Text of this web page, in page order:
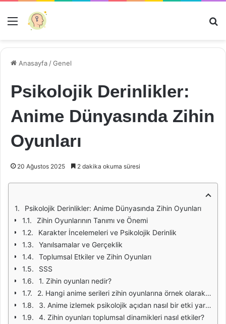
Menü
Anasayfa /Genel
Psikolojik Derinlikler:
Anime Dünyasında Zihin
Oyunları
20 Ağustos 2025 2 dakika okuma süresi
Psikolojik Derinlikler: Anime Dünyasında Zihin Oyunları
Zihin Oyunlarının Tanımı ve Önemi
Karakter İncelemeleri ve Psikolojik Derinlik
Yanılsamalar ve Gerçeklik
Toplumsal Etkiler ve Zihin Oyunları
SSS
1. Zihin oyunları nedir?
2. Hangi anime serileri zihin oyunlarına örnek olarak gösterilebilir?
3. Anime izlemek psikolojik açıdan nasıl bir etki yaratır?
4. Zihin oyunları toplumsal dinamikleri nasıl etkiler?